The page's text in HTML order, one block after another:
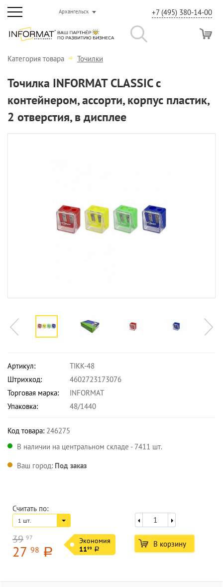
Архангельск +7 (495) 380-14-00
Категория товара Точилки
Точилка INFORMAT CLASSIC с
контейнером, ассорти, корпус пластик,
2 отверстия, в дисплее
Артикул:
TIKK-48
Штрихкод:
4602723173076
Торговая марка:
INFORMAT
Упаковка:
48/1440
Код товара: 246275
В наличии на центральном складе - 7411 шт.
Ваш город: Под заказ
Считать по:
1 шт.
39 97
27 98 a
Экономия
1199 a
В корзину